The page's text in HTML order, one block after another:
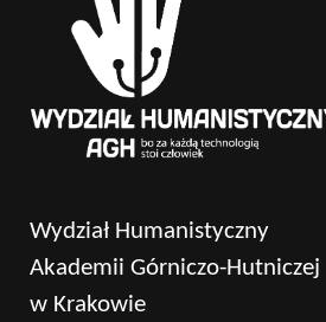
Wydział Humanistyczny
Akademii Górniczo-Hutniczej
w Krakowie